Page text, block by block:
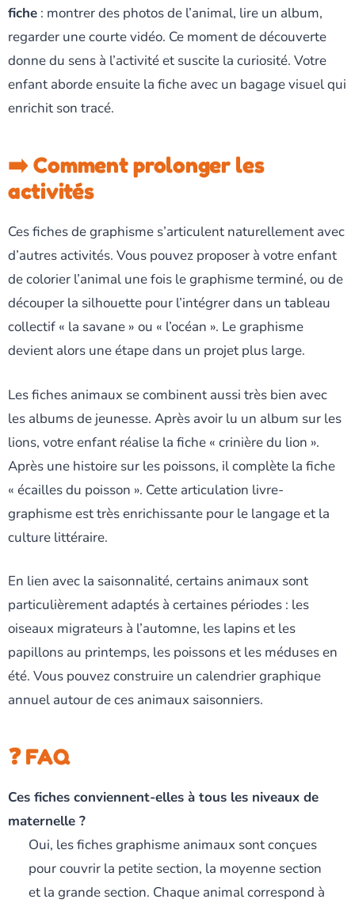
fiche : montrer des photos de l’animal, lire un album,
regarder une courte vidéo. Ce moment de découverte
donne du sens à l’activité et suscite la curiosité. Votre
enfant aborde ensuite la fiche avec un bagage visuel qui
enrichit son tracé.
➡️ Comment prolonger les
activités
Ces fiches de graphisme s’articulent naturellement avec
d’autres activités. Vous pouvez proposer à votre enfant
de colorier l’animal une fois le graphisme terminé, ou de
découper la silhouette pour l’intégrer dans un tableau
collectif « la savane » ou « l’océan ». Le graphisme
devient alors une étape dans un projet plus large.
Les fiches animaux se combinent aussi très bien avec
les albums de jeunesse. Après avoir lu un album sur les
lions, votre enfant réalise la fiche « crinière du lion ».
Après une histoire sur les poissons, il complète la fiche
« écailles du poisson ». Cette articulation livre-
graphisme est très enrichissante pour le langage et la
culture littéraire.
En lien avec la saisonnalité, certains animaux sont
particulièrement adaptés à certaines périodes : les
oiseaux migrateurs à l’automne, les lapins et les
papillons au printemps, les poissons et les méduses en
été. Vous pouvez construire un calendrier graphique
annuel autour de ces animaux saisonniers.
❓ FAQ
Ces fiches conviennent-elles à tous les niveaux de
maternelle ?
Oui, les fiches graphisme animaux sont conçues
pour couvrir la petite section, la moyenne section
et la grande section. Chaque animal correspond à